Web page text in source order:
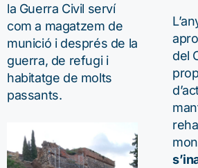
la Guerra Civil serví
com a magatzem de
munició i després de la
guerra, de refugi i
habitatge de molts
passants.
del